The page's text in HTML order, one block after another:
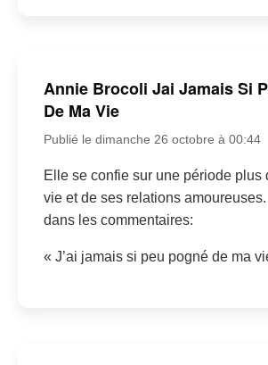
Annie Brocoli Jai Jamais Si
De Ma Vie
Publié le dimanche 26 octobre à 00:44
Elle se confie sur une période plus
vie et de ses relations
dans les commentaires:
« J’ai jamais si peu pogné de ma